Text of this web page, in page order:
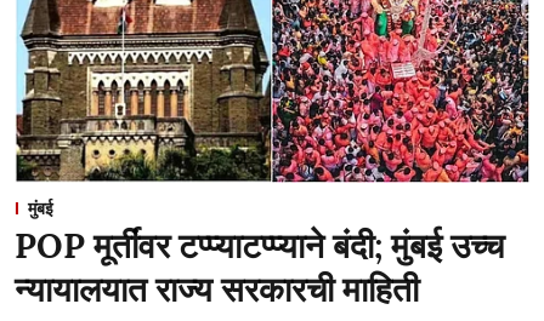
मुंबई
POP मूर्तींवर टप्प्याटप्प्याने बंदी; मुंबई उच्च
न्यायालयात राज्य सरकारची माहिती